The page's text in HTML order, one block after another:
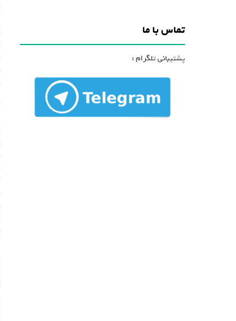
تماس با ما
پشتیبانی تلگرام :